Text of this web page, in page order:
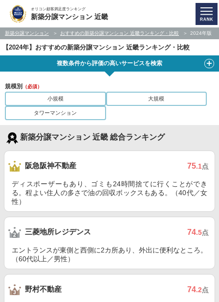
オリコン顧客満足度ランキング
新築分譲マンション 近畿
新築分譲マンション おすすめの新築分譲マンション 近畿ランキング・比較 2024年版
【2024年】おすすめの新築分譲マンション 近畿ランキング・比較
複数条件から評価の高いサービスを検索
規模別 （必須）
小規模 大規模
タワーマンション
新築分譲マンション 近畿 総合ランキング
阪急阪神不動産 75.1点
ディスポーザーもあり、ゴミも24時間捨てに行くことができ
る。程よい住人の多さで油の回収ボックスもある。（40代／女
性）
三菱地所レジデンス 74.5点
エントランスが東側と西側に2カ所あり、外出に便利なところ。
（60代以上／男性）
野村不動産 74.2点